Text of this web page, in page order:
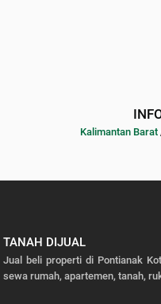
Kalimantan Barat
TANAH DIJUAL
Jual beli properti di Pontianak
sewa rumah, apartemen, tanah,